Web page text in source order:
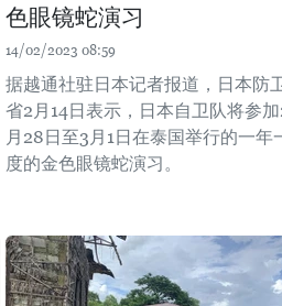
色眼镜蛇演习
14/02/2023 08:59
据越通社驻日本记者报道，日本防
省2月14日表示，日本自卫队将参
月28日至3月1日在泰国举行的一年
度的金色眼镜蛇演习。